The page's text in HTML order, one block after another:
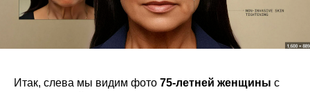
Итак, слева мы видим фото 75-летней женщины с